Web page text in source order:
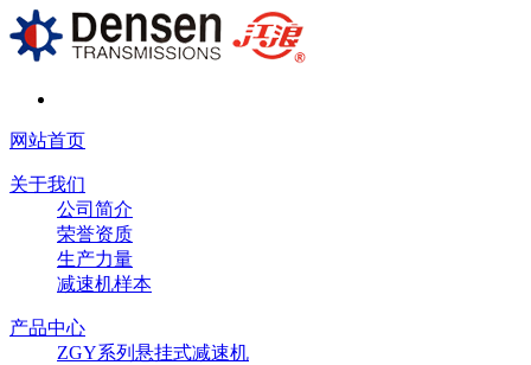
网站首页
关于我们
公司简介
荣誉资质
生产力量
减速机样本
产品中心
ZGY系列悬挂式减速机